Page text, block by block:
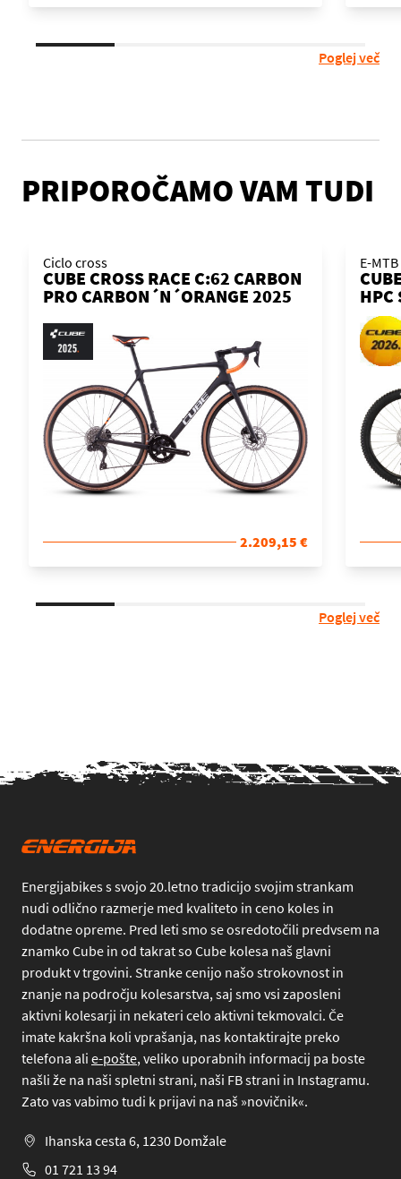
Poglej več
PRIPOROČAMO VAM TUDI
Ciclo cross
CUBE CROSS RACE C:62 CARBON
PRO CARBON´N´ORANGE 2025
2.209,15 €
E-
HPC
Poglej več
Energijabikes s svojo 20.letno tradicijo svojim strankam
nudi odlično razmerje med kvaliteto in ceno koles in
dodatne opreme. Pred leti smo se osredotočili predvsem na
znamko Cube in od takrat so Cube kolesa naš glavni
produkt v trgovini. Stranke cenijo našo strokovnost in
znanje na področju kolesarstva, saj smo vsi zaposleni
aktivni kolesarji in nekateri celo aktivni tekmovalci. Če
imate kakršna koli vprašanja, nas kontaktirajte preko
telefona ali e-pošte, veliko uporabnih informacij pa boste
našli že na naši spletni strani, naši FB strani in Instagramu.
Zato vas vabimo tudi k prijavi na naš »novičnik«.
Ihanska cesta 6, 1230 Domžale
01 721 13 94